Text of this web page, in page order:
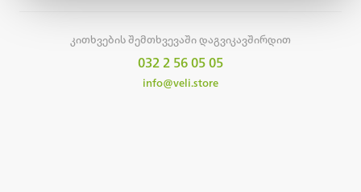
კითხვების შემთხვევაში დაგვიკავშირდით
032 2 56 05 05
info@veli.store